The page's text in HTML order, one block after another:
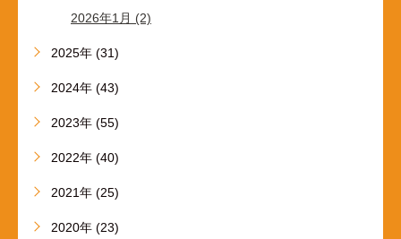
2026年1月 (2)
2025年 (31)
2024年 (43)
2023年 (55)
2022年 (40)
2021年 (25)
2020年 (23)